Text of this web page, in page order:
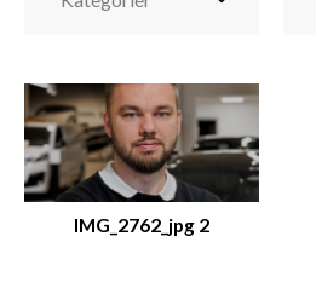
IMG_2762_jpg 2